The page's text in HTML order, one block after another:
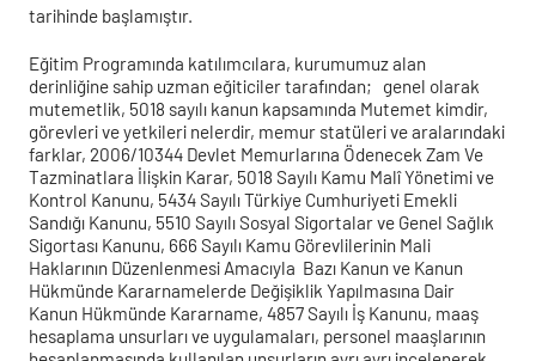
tarihinde başlamıştır.
Eğitim Programında katılımcılara, kurumumuz alan
derinliğine sahip uzman eğiticiler tarafından; genel olarak
mutemetlik, 5018 sayılı kanun kapsamında Mutemet kimdir,
görevleri ve yetkileri nelerdir, memur statüleri ve aralarındaki
farklar, 2006/10344 Devlet Memurlarına Ödenecek Zam Ve
Tazminatlara İlişkin Karar, 5018 Sayılı Kamu Malî Yönetimi ve
Kontrol Kanunu, 5434 Sayılı Türkiye Cumhuriyeti Emekli
Sandığı Kanunu, 5510 Sayılı Sosyal Sigortalar ve Genel Sağlık
Sigortası Kanunu, 666 Sayılı Kamu Görevlilerinin Mali
Haklarının Düzenlenmesi Amacıyla Bazı Kanun ve Kanun
Hükmünde Kararnamelerde Değişiklik Yapılmasına Dair
Kanun Hükmünde Kararname, 4857 Sayılı İş Kanunu, maaş
hesaplama unsurları ve uygulamaları, personel maaşlarının